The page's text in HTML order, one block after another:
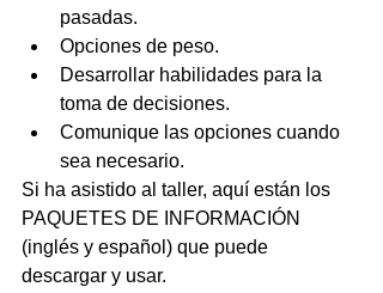
pasadas.
Opciones de peso.
Desarrollar habilidades para la
toma de decisiones.
Comunique las opciones cuando
sea necesario.
Si ha asistido al taller, aquí están los
PAQUETES DE INFORMACIÓN
(inglés y español) que puede
descargar y usar.